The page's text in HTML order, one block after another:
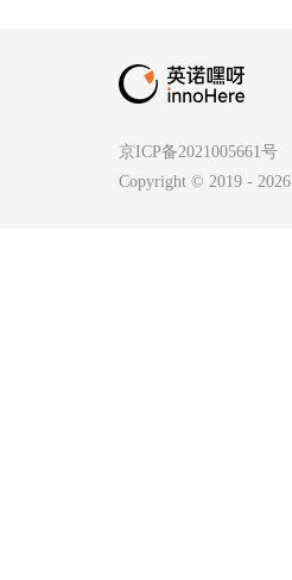
京ICP备2021005661号
Copyright © 2019 - 2026